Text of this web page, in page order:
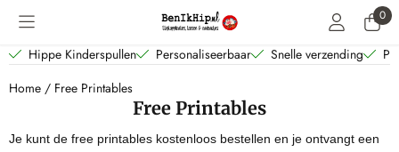
Cookievoorkeuren zijn beschikbaar. Kies instellingen of sta alle 0
Hippe Kinderspullen Personaliseerbaar Snelle verzending
Home / Free Printables
Free Printables
Je kunt de free printables kostenloos bestellen en je ontvangt een